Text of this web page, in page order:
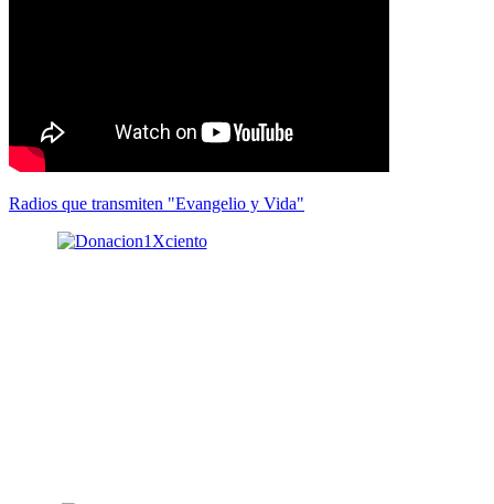
Radios que transmiten "Evangelio y Vida"